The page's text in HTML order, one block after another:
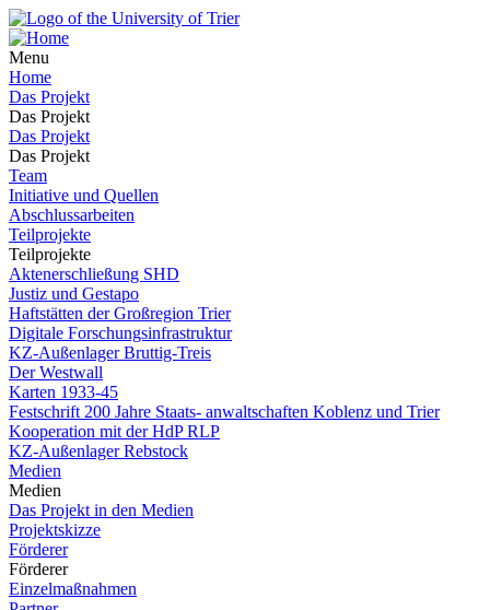
Menu
Home
Das Projekt
Das Projekt
Das Projekt
Das Projekt
Team
Initiative und Quellen
Abschlussarbeiten
Teilprojekte
Teilprojekte
Aktenerschließung SHD
Justiz und Gestapo
Haftstätten der Großregion Trier
Digitale Forschungsinfrastruktur
KZ-Außenlager Bruttig-Treis
Der Westwall
Karten 1933-45
Festschrift 200 Jahre Staats- anwaltschaften Koblenz und Trier
Kooperation mit der HdP RLP
KZ-Außenlager Rebstock
Medien
Medien
Das Projekt in den Medien
Projektskizze
Förderer
Förderer
Einzelmaßnahmen